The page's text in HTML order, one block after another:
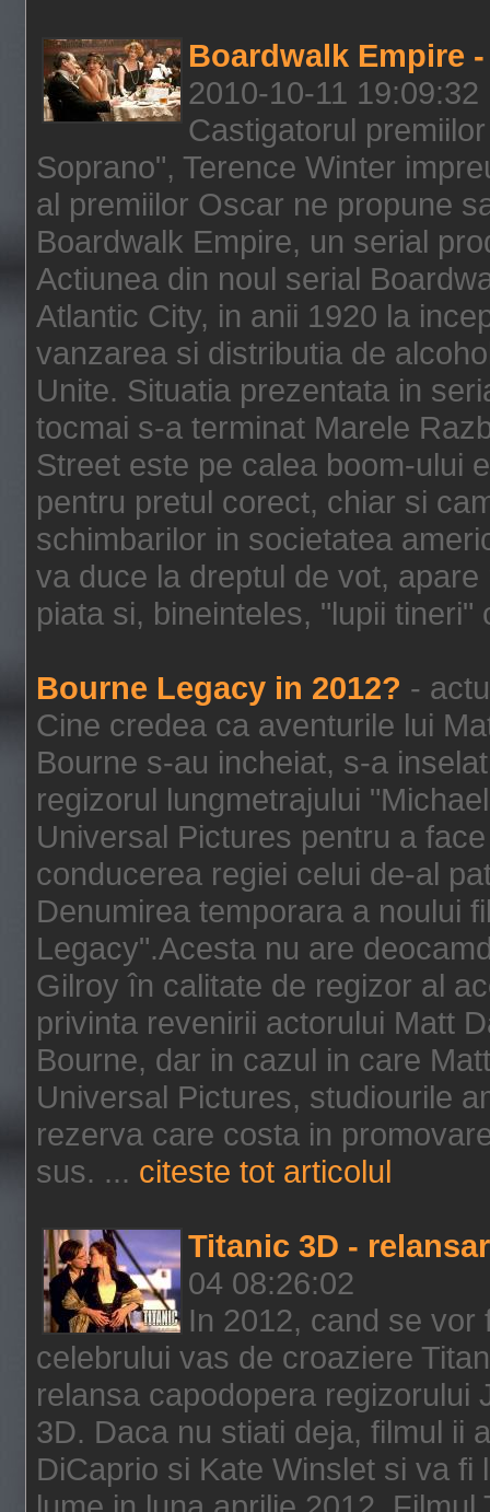
Boardwalk Empire
2010-10-11 19:09:32
Castigatorul
Soprano", Terence Winter
al premiilor Oscar ne propune
Boardwalk Empire, un serial
Actiunea din noul serial
Atlantic City, in anii 1920 la
vanzarea si distributia de
Unite. Situatia prezentata in
tocmai s-a terminat Marele
Street este pe calea boom-ului
pentru pretul corect, chiar si
schimbarilor in societatea
va duce la dreptul de vot,
piata si, bineinteles, "lupii
Bourne Legacy in 2012? -
Cine credea ca aventurile lui
Bourne s-au incheiat, s-a
regizorul lungmetrajului
Universal Pictures pentru a
conducerea regiei celui de-al
Denumirea temporara a noului
Legacy".Acesta nu are
Gilroy în calitate de regizor al
privinta revenirii actorului Matt
Bourne, dar in cazul in care
Universal Pictures, studiourile
rezerva care costa in
sus. ... citeste tot articolul
Titanic 3D -
04 08:26:02
In 2012, cand se
celebrului vas de croaziere
relansa capodopera regizorului
3D. Daca nu stiati deja, filmul ii
DiCaprio si Kate Winslet si va